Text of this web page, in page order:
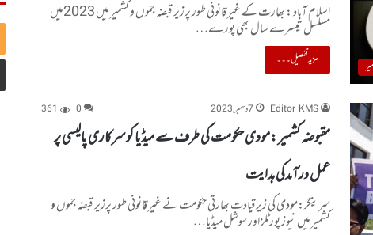
اسلام آباد : بھارت کے غیر قانونی طور پرزیر قبضہ جموں و کشمیر میں 2023میں
مسلسل تیسرے سال بھی پورے…
مزید تفصیل۔۔۔
Editor KMS 7 دسمبر, 2023 0
361
مقبوضہ کشمیر :مودی حکومت کی طرف سے میڈیا کو سرکاری پالیسی پر
عمل درآمدکی ہدایت
سرینگر:مودی کی زیرقیادت بھارتی حکومت نے غیر قانونی طور پرزیر قبضہ جموں و
کشمیر میں نیوز پورٹلز اور سوشل میڈیا…